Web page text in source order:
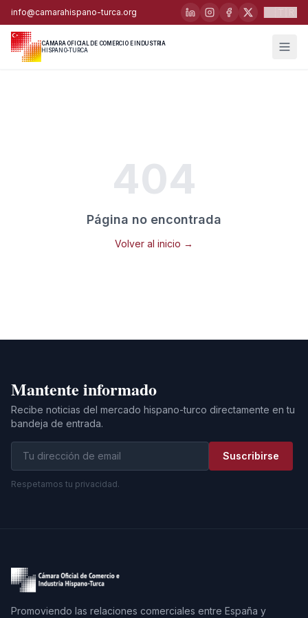
info@camarahispano-turca.org
CÁMARA OFICIAL DE COMERCIO E INDUSTRIA
HISPANO-TURCA
404
Página no encontrada
Volver al inicio →
Mantente informado
Recibe noticias del mercado hispano-turco directamente en tu
bandeja de entrada.
Suscribirse
Respetamos tu privacidad.
Promoviendo las relaciones comerciales entre España y